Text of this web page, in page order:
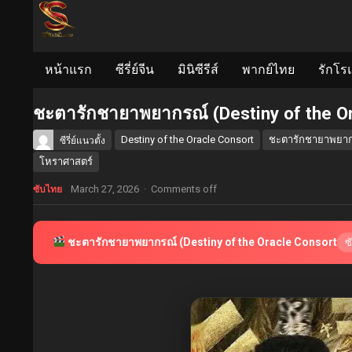
หน้าแรก ซีรี่ย์จีน มินิซีรีส์ พากย์ไทย รักโ
ชะตารักชายาพยากรณ์ (Destiny of the
ซีรี่ย์แนวตั้ง Destiny of the Oracle Consort
ชะตารักชายาพย
โหราศาสตร์
ซับไทย March 27, 2026 · Comments off
ชะตารักชายาพยากรณ์ (Destiny of the Oracle Consort